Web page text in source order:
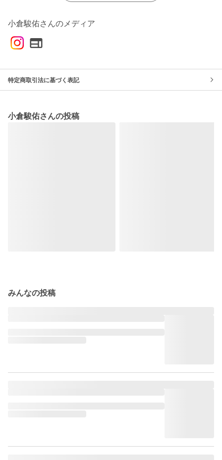
小倉駿佑さんのメディア
特定商取引法に基づく表記
小倉駿佑さんの投稿
みんなの投稿